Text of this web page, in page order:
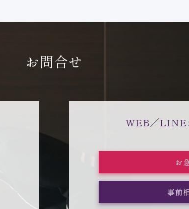
お問合せ
WEB／LINE
お
事前